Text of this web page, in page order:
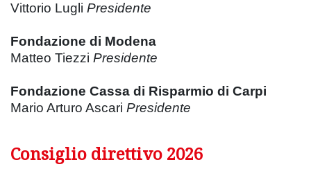
Vittorio Lugli Presidente
Fondazione di Modena
Matteo Tiezzi Presidente
Fondazione Cassa di Risparmio di Carpi
Mario Arturo Ascari Presidente
Consiglio direttivo 2026